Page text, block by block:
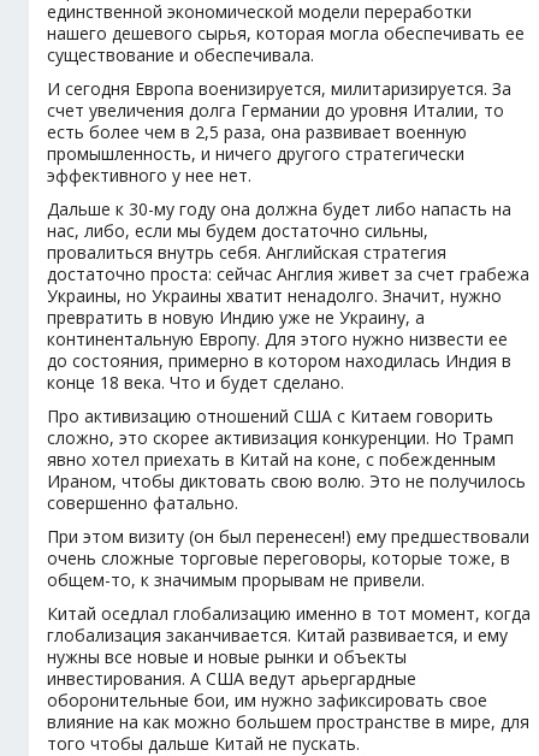
единственной экономической модели переработки
нашего дешевого сырья, которая могла обеспечивать ее
существование и обеспечивала.
И сегодня Европа военизируется, милитаризируется. За
счет увеличения долга Германии до уровня Италии, то
есть более чем в 2,5 раза, она развивает военную
промышленность, и ничего другого стратегически
эффективного у нее нет.
Дальше к 30-му году она должна будет либо напасть на
нас, либо, если мы будем достаточно сильны,
провалиться внутрь себя. Английская стратегия
достаточно проста: сейчас Англия живет за счет грабежа
Украины, но Украины хватит ненадолго. Значит, нужно
превратить в новую Индию уже не Украину, а
континентальную Европу. Для этого нужно низвести ее
до состояния, примерно в котором находилась Индия в
конце 18 века. Что и будет сделано.
Про активизацию отношений США с Китаем говорить
сложно, это скорее активизация конкуренции. Но Трамп
явно хотел приехать в Китай на коне, с побежденным
Ираном, чтобы диктовать свою волю. Это не получилось
совершенно фатально.
При этом визиту (он был перенесен!) ему предшествовали
очень сложные торговые переговоры, которые тоже, в
общем-то, к значимым прорывам не привели.
Китай оседлал глобализацию именно в тот момент, когда
глобализация заканчивается. Китай развивается, и ему
нужны все новые и новые рынки и объекты
инвестирования. А США ведут арьергардные
оборонительные бои, им нужно зафиксировать свое
влияние на как можно большем пространстве в мире, для
того чтобы дальше Китай не пускать.